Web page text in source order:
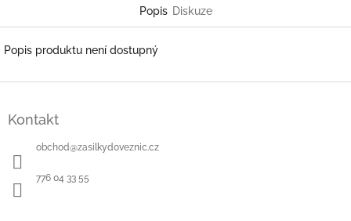
Popis Diskuze
Popis produktu není dostupný
Kontakt
obchod@zasilkydoveznic.cz
776 04 33 55